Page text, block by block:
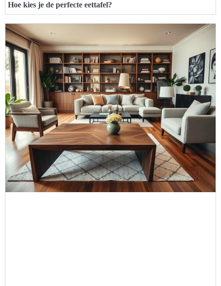
Hoe kies je de perfecte eettafel?